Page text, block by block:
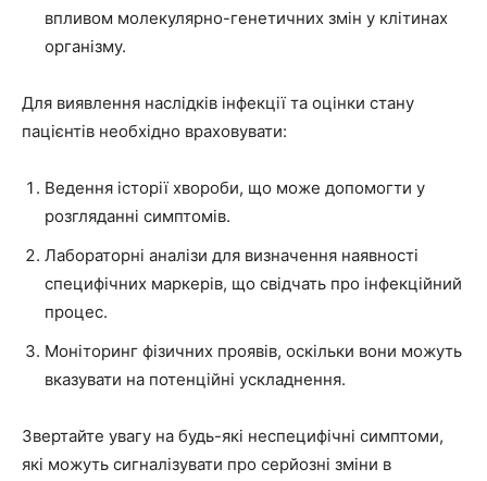
впливом молекулярно-генетичних змін у клітинах
організму.
Для виявлення наслідків інфекції та оцінки стану
пацієнтів необхідно враховувати:
Ведення історії хвороби, що може допомогти у
розгляданні симптомів.
Лабораторні аналізи для визначення наявності
специфічних маркерів, що свідчать про інфекційний
процес.
Моніторинг фізичних проявів, оскільки вони можуть
вказувати на потенційні ускладнення.
Звертайте увагу на будь-які неспецифічні симптоми,
які можуть сигналізувати про серйозні зміни в